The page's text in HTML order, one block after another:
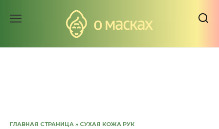
ГЛАВНАЯ СТРАНИЦА » СУХАЯ КОЖА РУК